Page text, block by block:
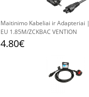
Maitinimo Kabeliai ir Adapteriai | CABLE POWER
EU 1.85M/ZCKBAC VENTION
4.80€